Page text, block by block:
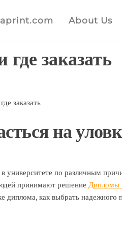
About Us
заказать
на
по различным
принимают решение Дипломы
как выбрать надежного